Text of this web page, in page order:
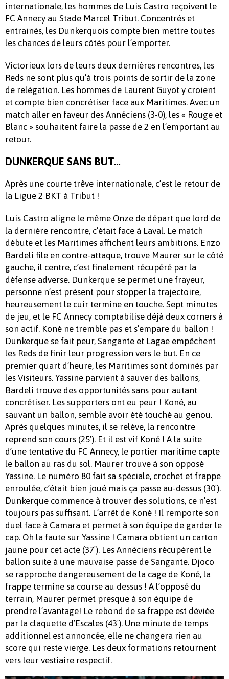
internationale, les hommes de Luis Castro reçoivent le
FC Annecy au Stade Marcel Tribut. Concentrés et
entrainés, les Dunkerquois compte bien mettre toutes
les chances de leurs côtés pour l’emporter.
Victorieux lors de leurs deux dernières rencontres, les
Reds ne sont plus qu’à trois points de sortir de la zone
de relégation. Les hommes de Laurent Guyot y croient
et compte bien concrétiser face aux Maritimes. Avec un
match aller en faveur des Annéciens (3-0), les « Rouge et
Blanc » souhaitent faire la passe de 2 en l’emportant au
retour.
DUNKERQUE SANS BUT…
Après une courte trêve internationale, c’est le retour de
la Ligue 2 BKT à Tribut !
Luis Castro aligne le même Onze de départ que lord de
la dernière rencontre, c’était face à Laval. Le match
débute et les Maritimes affichent leurs ambitions. Enzo
Bardeli file en contre-attaque, trouve Maurer sur le côté
gauche, il centre, c’est finalement récupéré par la
défense adverse. Dunkerque se permet une frayeur,
personne n’est présent pour stopper la trajectoire,
heureusement le cuir termine en touche. Sept minutes
de jeu, et le FC Annecy comptabilise déjà deux corners à
son actif. Koné ne tremble pas et s’empare du ballon !
Dunkerque se fait peur, Sangante et Lagae empêchent
les Reds de finir leur progression vers le but. En ce
premier quart d’heure, les Maritimes sont dominés par
les Visiteurs. Yassine parvient à sauver des ballons,
Bardeli trouve des opportunités sans pour autant
concrétiser. Les supporters ont eu peur ! Koné, au
sauvant un ballon, semble avoir été touché au genou.
Après quelques minutes, il se relève, la rencontre
reprend son cours (25′). Et il est vif Koné ! A la suite
d’une tentative du FC Annecy, le portier maritime capte
le ballon au ras du sol. Maurer trouve à son opposé
Yassine. Le numéro 80 fait sa spéciale, crochet et frappe
enroulée, c’était bien joué mais ça passe au-dessus (30′).
Dunkerque commence à trouver des solutions, ce n’est
toujours pas suffisant. L’arrêt de Koné ! Il remporte son
duel face à Camara et permet à son équipe de garder le
cap. Oh la faute sur Yassine ! Camara obtient un carton
jaune pour cet acte (37′). Les Annéciens récupèrent le
ballon suite à une mauvaise passe de Sangante. Djoco
se rapproche dangereusement de la cage de Koné, la
frappe termine sa course au dessus ! A l’opposé du
terrain, Maurer permet presque à son équipe de
prendre l’avantage! Le rebond de sa frappe est déviée
par la claquette d’Escales (43′). Une minute de temps
additionnel est annoncée, elle ne changera rien au
score qui reste vierge. Les deux formations retournent
vers leur vestiaire respectif.